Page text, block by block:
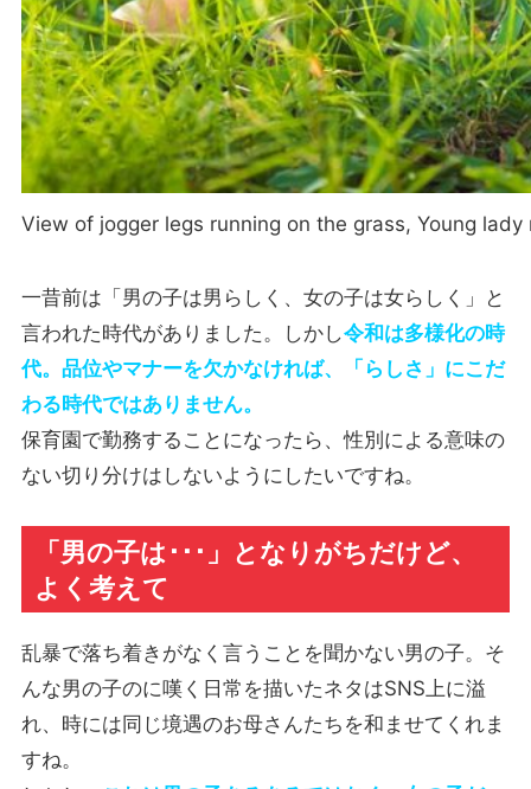
View of jogger legs running on the grass, Young lady
一昔前は「男の子は男らしく、女の子は女らしく」と
言われた時代がありました。しかし令和は多様化の時
代。品位やマナーを欠かなければ、「らしさ」にこだ
わる時代ではありません。
保育園で勤務することになったら、性別による意味の
ない切り分けはしないようにしたいですね。
「男の子は･･･」となりがちだけど、
よく考えて
乱暴で落ち着きがなく言うことを聞かない男の子。そ
んな男の子のに嘆く日常を描いたネタはSNS上に溢
れ、時には同じ境遇のお母さんたちを和ませてくれま
すね。